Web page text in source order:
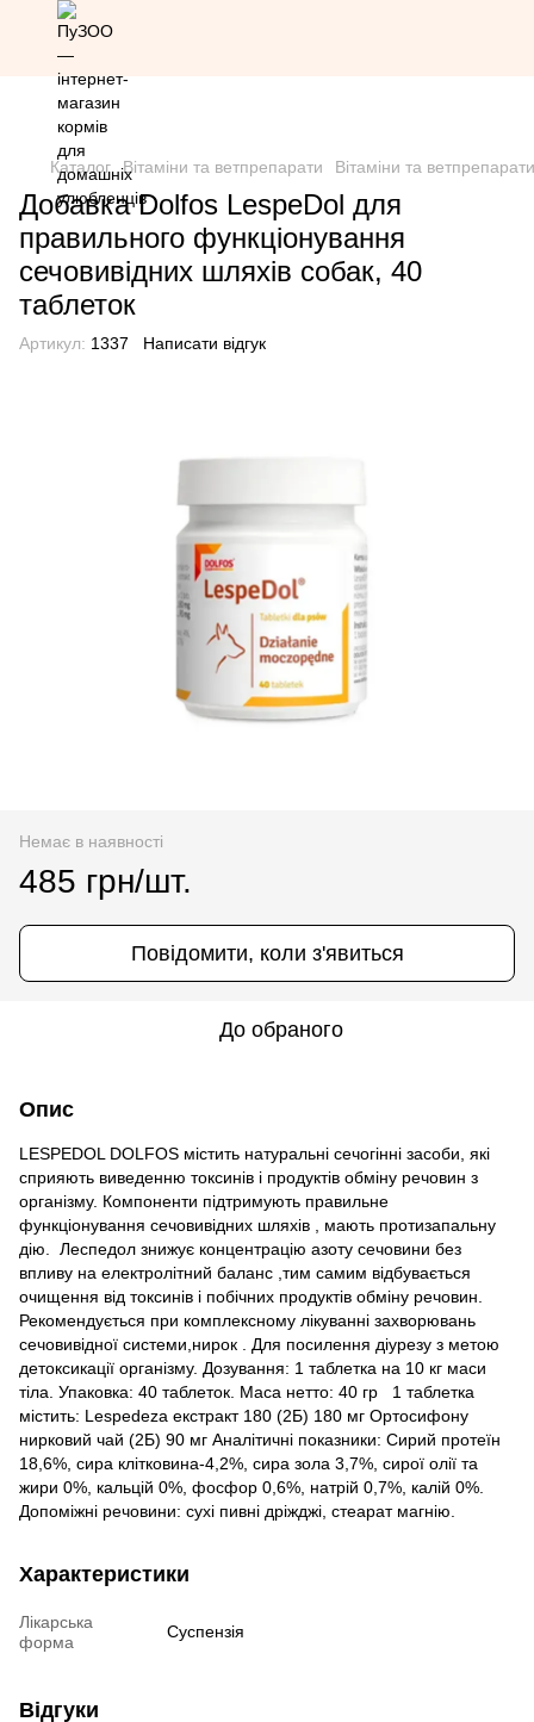
Знижка 20% на всю продукцію Грандорф за промокодом
Grandorf20 (окрім товарів зі знижкою)
Каталог Вітаміни та ветпрепарати Вітаміни та
Добавка Dolfos LespeDol для
правильного функціонування
сечовивідних шляхів собак, 40
таблеток
Артикул: 1337 Написати відгук
Немає в наявності
485 грн/шт.
Повідомити, коли з'явиться
До обраного
Опис
LESPEDOL DOLFOS містить натуральні сечогінні засоби, які
сприяють виведенню токсинів і продуктів обміну речовин з
організму. Компоненти підтримують правильне
функціонування сечовивідних шляхів , мають протизапальну
дію. Леспедол знижує концентрацію азоту сечовини без
впливу на електролітний баланс ,тим самим відбувається
очищення від токсинів і побічних продуктів обміну речовин.
Рекомендується при комплексному лікуванні захворювань
сечовивідної системи,нирок . Для посилення діурезу з метою
детоксикації організму. Дозування: 1 таблетка на 10 кг маси
тіла. Упаковка: 40 таблеток. Маса нетто: 40 гр 1 таблетка
містить: Lespedeza екстракт 180 (2Б) 180 мг Ортосифону
нирковий чай (2Б) 90 мг Аналітичні показники: Сирий протеїн
18,6%, сира клітковина-4,2%, сира зола 3,7%, сирої олії та
жири 0%, кальцій 0%, фосфор 0,6%, натрій 0,7%, калій 0%.
Допоміжні речовини: сухі пивні дріжджі, стеарат магнію.
Характеристики
Лікарська
форма
Суспензія
Відгуки